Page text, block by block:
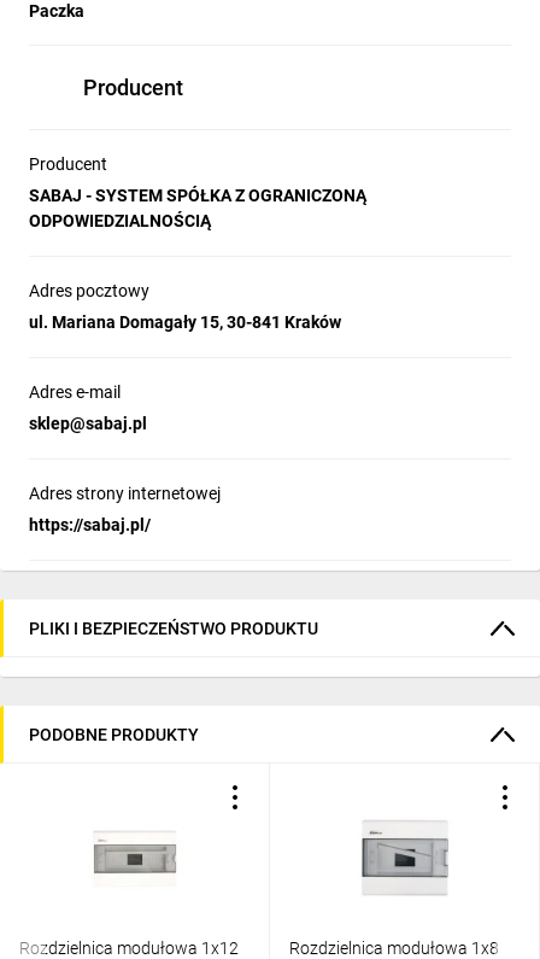
Paczka
Producent
Producent
SABAJ - SYSTEM SPÓŁKA Z OGRANICZONĄ
ODPOWIEDZIALNOŚCIĄ
Adres pocztowy
ul. Mariana Domagały 15, 30-841 Kraków
Adres e-mail
sklep@sabaj.pl
Adres strony internetowej
https://sabaj.pl/
PLIKI I BEZPIECZEŃSTWO PRODUKTU
PODOBNE PRODUKTY
Rozdzielnica modułowa 1x12
Rozdzielnica modułowa 1x8